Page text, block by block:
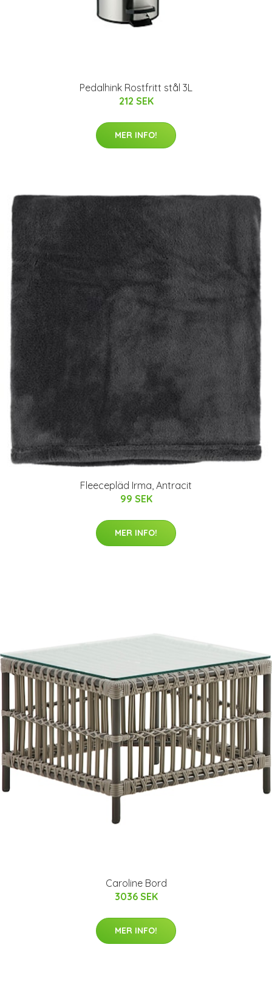
Pedalhink Rostfritt stål 3L
212 SEK
MER INFO!
Fleecepläd Irma, Antracit
99 SEK
MER INFO!
Caroline Bord
3036 SEK
MER INFO!